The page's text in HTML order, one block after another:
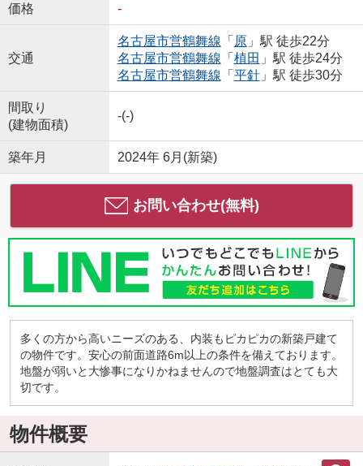
価格 -
交通
名古屋市営鶴舞線 「 原」駅 徒歩22分
名古屋市営鶴舞線 「 植田 」駅 徒歩24分
名古屋市営鶴舞線 「 平針」駅 徒歩30分
間取り
(建物面積)
-(-)
築年月 2024年 6月(新築)
お問い合わせ(無料)
多くの方から高いニーズのある、内装もピカピカの新築戸建て
の物件です。安心の前面道路6m以上の条件を備えております。
地盤が弱いと大惨事になりかねませんので地盤調査はとても大
切です。
物件概要